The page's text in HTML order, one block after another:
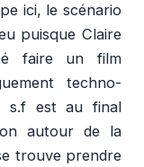
ici, le scénario
puisque Claire
faire un film
techno-
s.f est au final
autour de la
trouve prendre